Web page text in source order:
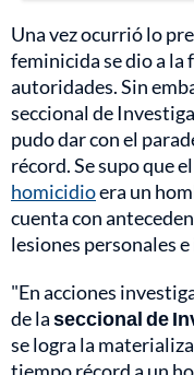
Una vez ocurrió lo
feminicida se dio a la
autoridades. Sin
seccional de
pudo dar con el
récord. Se supo que
homicidioera un
cuenta con
lesiones personales
"En acciones
de laseccional de
se logra la